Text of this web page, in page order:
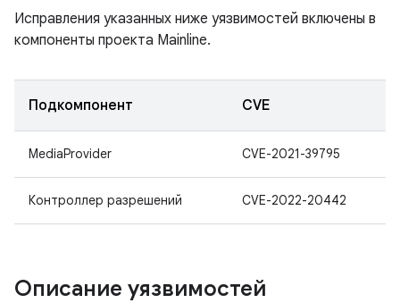
Исправления указанных ниже уязвимостей включены в
компоненты проекта Mainline.
Подкомпонент CVE
MediaProvider CVE-2021-39795
Контроллер разрешений CVE-2022-20442
Описание уязвимостей